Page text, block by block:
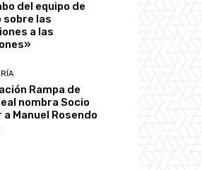
del equipo de
sobre las
a las
Rampa de
nombra Socio
a Manuel Rosendo